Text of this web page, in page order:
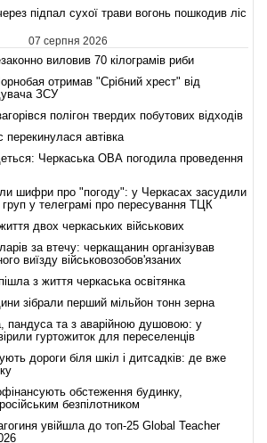
підпал сухої трави вогонь пошкодив ліс
07 серпня 2026
виловив 70 кілограмів риби
отримав "Срібний хрест" від
ЗСУ
полігон твердих побутових відходів
перекинулася автівка
Черкаська ОВА погодила проведення
шифри про "погоду": у Черкасах засудили
груп у телеграмі про пересування ТЦК
двох черкаських військових
за втечу: черкащанин організував
виїзду військовозобов'язаних
з життя черкаська освітянка
зібрали перший мільйон тонн зерна
пандуса та з аварійною душовою: у
гуртожиток для переселенців
дороги біля шкіл і дитсадків: де вже
обстеження будинку,
безпілотником
увійшла до топ-25 Global Teacher